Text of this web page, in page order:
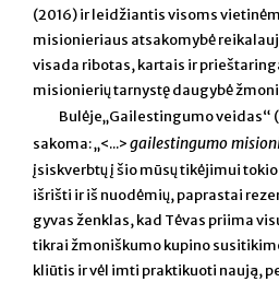
(2016) ir leidžiantis visoms
misionieriaus atsakomybė
visada ribotas, kartais ir
misionierių tarnystę daugybė
Bulėje„Gailestingumo veidas“ (
sakoma: „<...>gailestingumo
įsiskverbtų į šio mūsų tikėjimui
išrišti ir iš nuodėmių, paprastai
gyvas ženklas, kad Tėvas priima
tikrai žmoniškumo kupino
kliūtis ir vėl imti praktikuoti naują,